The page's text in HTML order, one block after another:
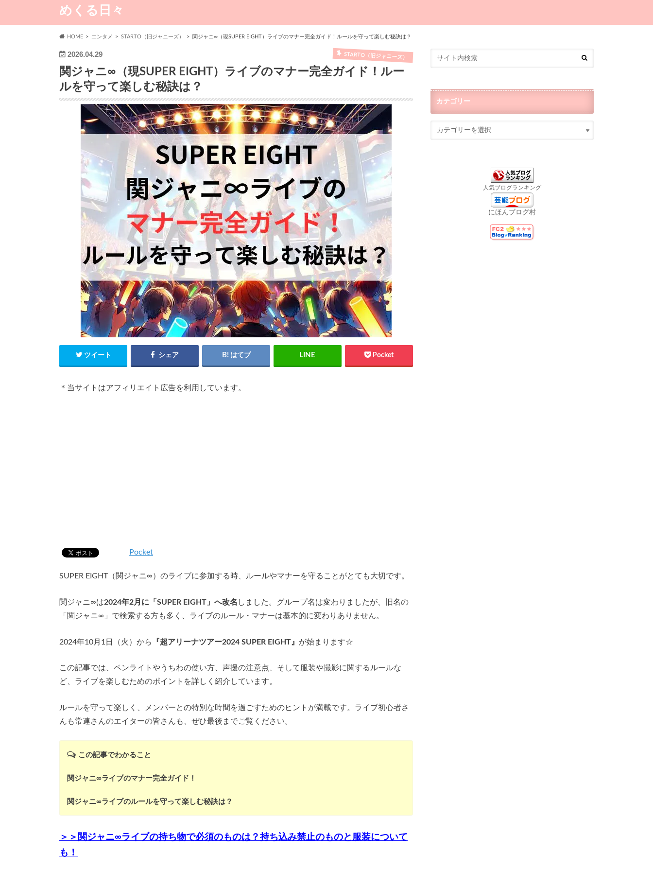
めくる日々
HOME エンタメ STARTO（旧ジャニーズ） 関ジャニ∞（現SUPER EIGHT）ライブのマナー完全ガイド！ルールを守って楽しむ秘訣は？
2026.04.29 STARTO（旧ジャニーズ）
関ジャニ∞（現SUPER EIGHT）ライブのマナー完全ガイド！ルー
ルを守って楽しむ秘訣は？
ツイート シェア はてブ Pocket
＊当サイトはアフィリエイト広告を利用しています。
Pocket
SUPER EIGHT（関ジャニ∞）のライブに参加する時、ルールやマナーを守ることがとても大切です。
関ジャニ∞は2024年2月に「SUPER EIGHT」へ改名 しました。グループ名は変わりましたが、旧名の
「関ジャニ∞」で検索する方も多く、ライブのルール・マナーは基本的に変わりありません。
2024年10月1日（火）から 『超アリーナツアー2024 SUPER EIGHT』 が始まります☆
この記事では、ペンライトやうちわの使い方、声援の注意点、そして服装や撮影に関するルールな
ど、ライブを楽しむためのポイントを詳しく紹介しています。
ルールを守って楽しく、メンバーとの特別な時間を過ごすためのヒントが満載です。ライブ初心者さ
んも常連さんのエイターの皆さんも、ぜひ最後までご覧ください。
この記事でわかること
関ジャニ∞ライブのマナー完全ガイド！
関ジャニ∞ライブのルールを守って楽しむ秘訣は？
＞＞関ジャニ∞ライブの持ち物で必須のものは？持ち込み禁止のものと服装について
も！
カテゴリー
人気ブログランキング
にほんブログ村